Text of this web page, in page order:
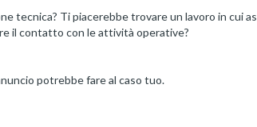
tecnica? Ti piacerebbe trovare un lavoro in cui
il contatto con le attività operative?
potrebbe fare al caso tuo.